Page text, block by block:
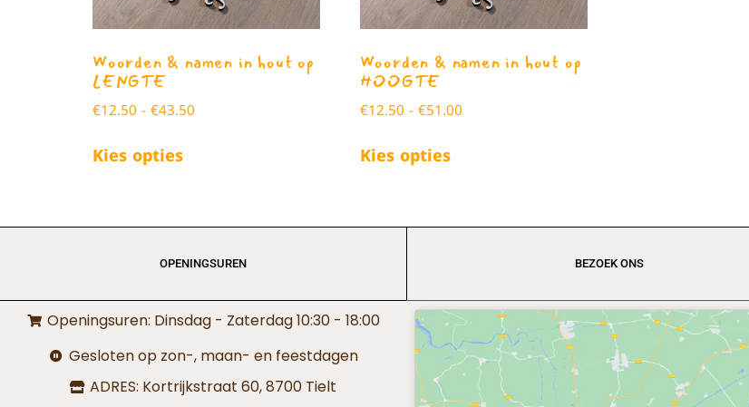
Woorden & namen in hout op
LENGTE
€12.50 -€43.50
Kies opties
Woorden & namen in hout op
HOOGTE
€12.50 -€51.00
Kies opties
OPENINGSUREN
Openingsuren: Dinsdag - Zaterdag 10:30 - 18:00
Gesloten op zon-, maan- en feestdagen
ADRES: Kortrijkstraat 60, 8700 Tielt
BEZOEK ONS